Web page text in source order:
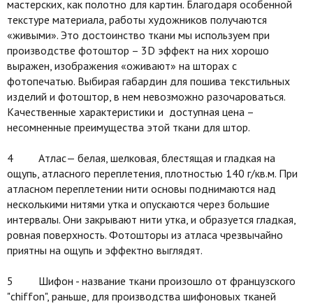
мастерских, как полотно для картин. Благодаря особенной
текстуре материала, работы художников получаются
«живыми». Это достоинство ткани мы используем при
производстве фотоштор – 3D эффект на них хорошо
выражен, изображения «оживают» на шторах с
фотопечатью. Выбирая габардин для пошива текстильных
изделий и фотоштор, в нем невозможно разочароваться.
Качественные характеристики и доступная цена –
несомненные преимущества этой ткани для штор.
4 Атлас— белая, шелковая, блестящая и гладкая на
ощупь, атласного переплетения, плотностью 140 г/кв.м. При
атласном переплетении нити основы поднимаются над
несколькими нитями утка и опускаются через большие
интервалы. Они закрывают нити утка, и образуется гладкая,
ровная поверхность. Фотошторы из атласа чрезвычайно
приятны на ощупь и эффектно выглядят.
5 Шифон - название ткани произошло от французского
"chiffon", раньше, для производства шифоновых тканей